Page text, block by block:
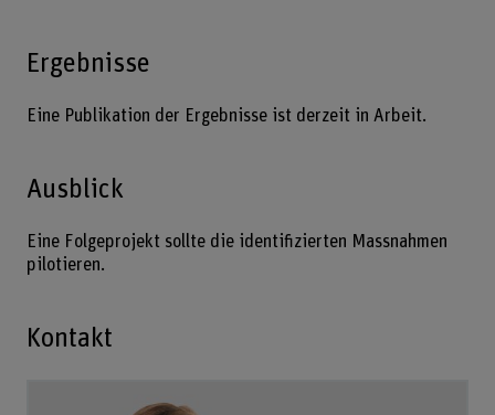
Ergebnisse
Eine Publikation der Ergebnisse ist derzeit in Arbeit.
Ausblick
Eine Folgeprojekt sollte die identifizierten Massnahmen
pilotieren.
Kontakt